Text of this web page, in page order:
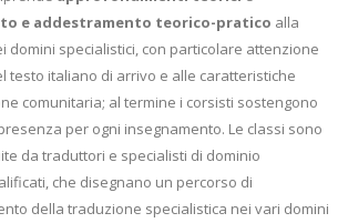
e addestramento teorico-pratico alla
domini specialistici, con particolare attenzione
testo italiano di arrivo e alle caratteristiche
comunitaria; al termine i corsisti sostengono
per ogni insegnamento. Le classi sono
da traduttori e specialisti di dominio
che disegnano un percorso di
della traduzione specialistica nei vari domini